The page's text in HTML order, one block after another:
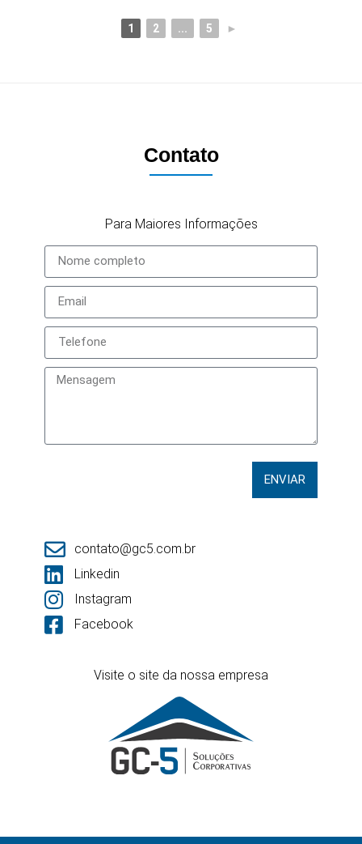
1 2 ... 5 ►
Contato
Para Maiores Informações
ENVIAR
contato@gc5.com.br
Linkedin
Instagram
Facebook
Visite o site da nossa empresa